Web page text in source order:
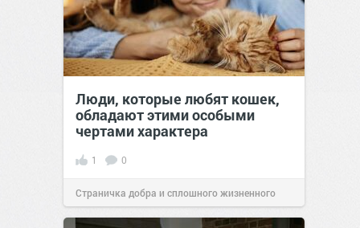
Люди, которые любят кошек,
обладают этими особыми
чертами характера
1 0
Страничка добра и сплошного жизненного
позитива!10:3807 авг 2026